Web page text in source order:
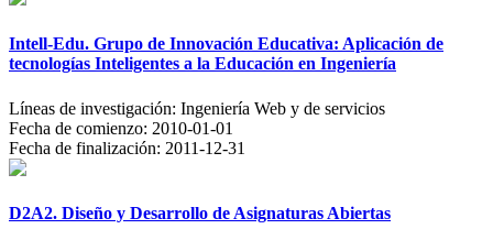
Intell-Edu. Grupo de Innovación Educativa: Aplicación de
tecnologías Inteligentes a la Educación en Ingeniería
Líneas de investigación: Ingeniería Web y de servicios
Fecha de comienzo: 2010-01-01
Fecha de finalización: 2011-12-31
D2A2. Diseño y Desarrollo de Asignaturas Abiertas